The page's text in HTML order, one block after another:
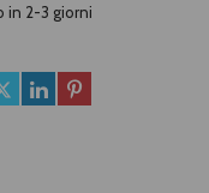
in 2-3 giorni